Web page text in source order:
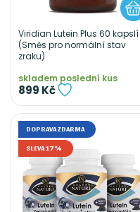
Viridian Lutein Plus 60 kapslí
(Směs pro normální stav
zraku)
skladem poslední kus
899 Kč
DOPRAVA ZDARMA
SLEVA 17%